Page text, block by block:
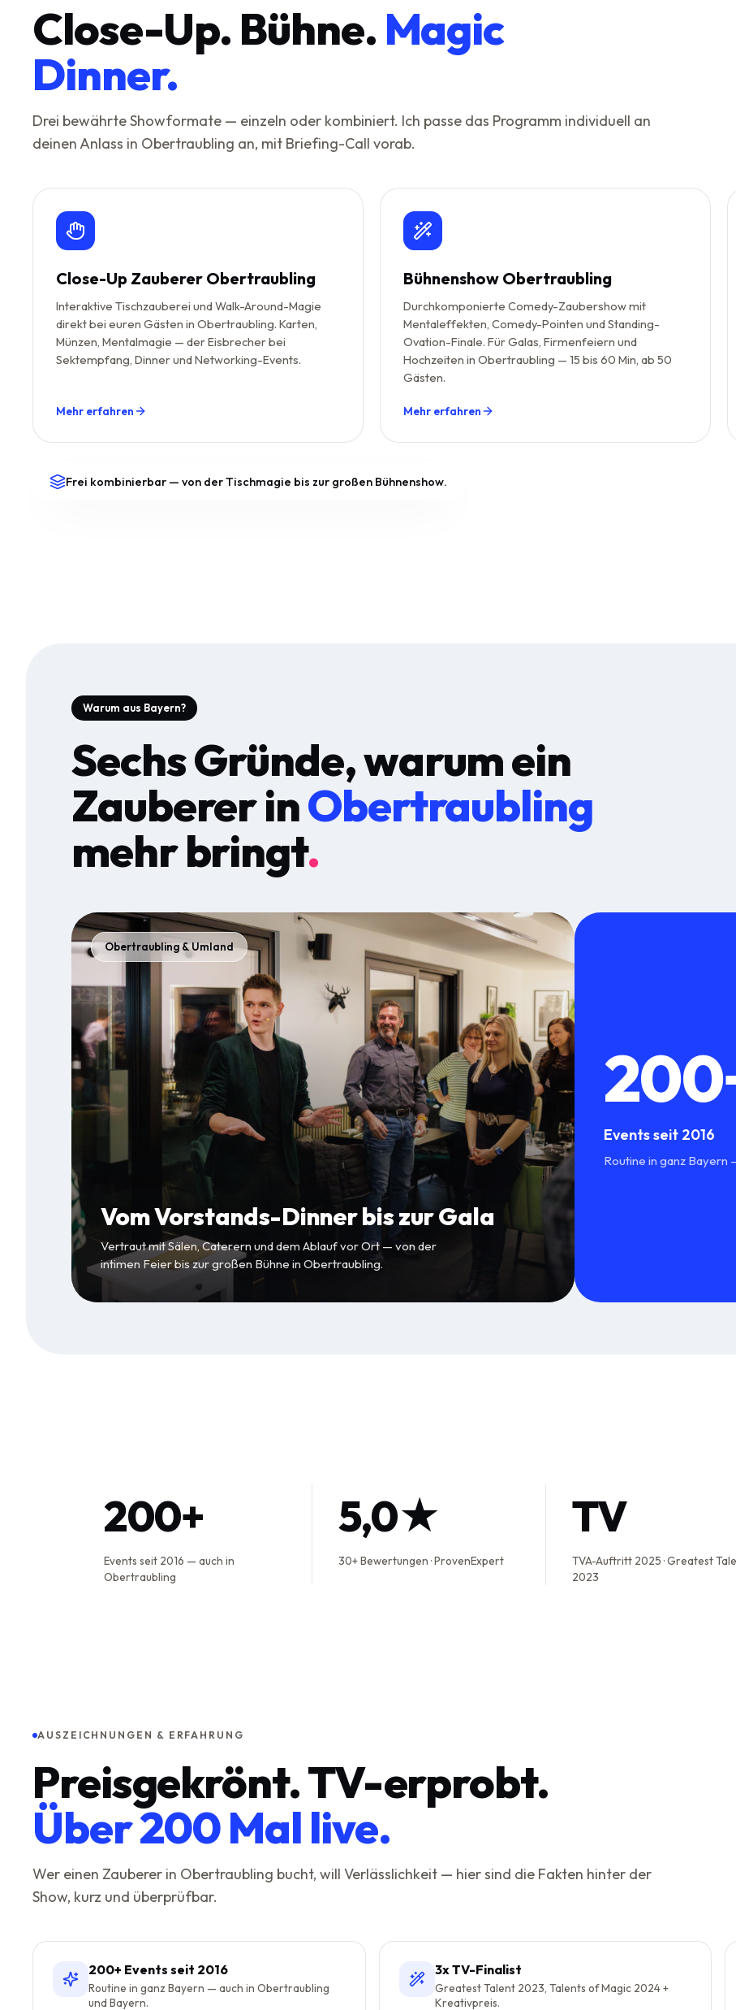
Close-Up. Bühne. Magic
Dinner.
Drei bewährte Showformate — einzeln oder kombiniert. Ich passe das Programm individuell an
deinen Anlass in Obertraubling an, mit Briefing-Call vorab.
Close-Up Zauberer Obertraubling
Interaktive Tischzauberei und Walk-Around-Magie
direkt bei euren Gästen in Obertraubling. Karten,
Münzen, Mentalmagie — der Eisbrecher bei
Sektempfang, Dinner und Networking-Events.
Mehr erfahren
Bühnenshow Obertraubling
Durchkomponierte Comedy-Zaubershow mit
Mentaleffekten, Comedy-Pointen und Standing-
Ovation-Finale. Für Galas, Firmenfeiern und
Hochzeiten in Obertraubling — 15 bis 60 Min, ab 50
Gästen.
Mehr erfahren
Frei kombinierbar — von der Tischmagie bis zur großen Bühnenshow.
Warum aus Bayern?
Sechs Gründe, warum ein
Zauberer inObertraubling
mehr bringt.
Obertraubling & Umland
Vom Vorstands-Dinner bis zur Gala
Vertraut mit Sälen, Caterern und dem Ablauf vor Ort — von der
intimen Feier bis zur großen Bühne in Obertraubling.
Events seit 2016
Routine in ganz Bayern
200+
Events seit 2016 — auch in
Obertraubling
5,0★
30+ Bewertungen · ProvenExpert
TV
TVA-Auftritt 2025 · Greatest
2023
AUSZEICHNUNGEN & ERFAHRUNG
Preisgekrönt. TV-erprobt.
Über 200 Mal live.
Wer einen Zauberer in Obertraubling bucht, will Verlässlichkeit — hier sind die Fakten hinter der
Show, kurz und überprüfbar.
200+ Events seit 2016
Routine in ganz Bayern — auch in Obertraubling
und Bayern.
3x TV-Finalist
Greatest Talent 2023, Talents of Magic 2024 +
Kreativpreis.